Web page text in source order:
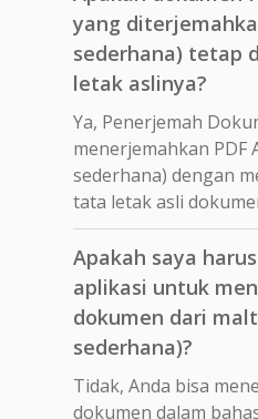
yang
sederhana) tetap
letak aslinya?
Ya, Penerjemah
menerjemahkan PDF
sederhana) dengan
tata letak asli
Apakah saya
aplikasi untuk
dokumen dari
sederhana)?
Tidak, Anda bisa
dokumen dalam